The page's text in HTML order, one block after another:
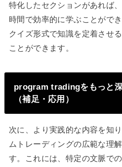
特化したセクションがあれば
時間で効率的に学ぶことがで
クイズ形式で知識を定着させ
ことができます。
program tradingをもっと
（補足・応用）
次に、より実践的な内容を知
ムトレーディングの広範な理
す。これには、特定の文脈で